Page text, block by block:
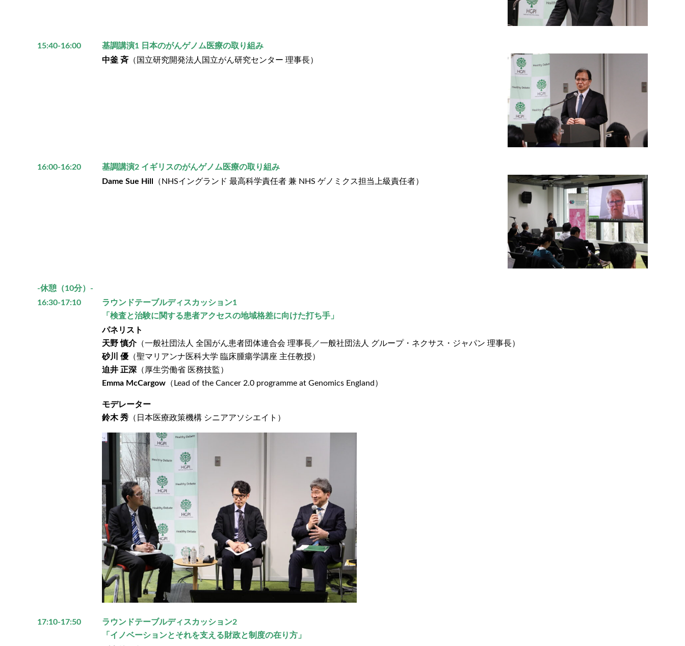
15:40-16:00
基調講演1 日本のがんゲノム医療の取り組み
中釜 斉 （国立研究開発法人国立がん研究センター 理事長）
16:00-16:20
基調講演2 イギリスのがんゲノム医療の取り組み
Dame Sue Hill
（NHSイングランド 最高科学責任者 兼 NHS ゲノミクス担当上級責任者）
-休憩（10分）-
16:30-17:10
ラウンドテーブルディスカッション1
「検査と治験に関する患者アクセスの地域格差に向けた打ち手」
パネリスト
天野 慎介（一般社団法人 全国がん患者団体連合会 理事長／一般社団法人 グループ・ネクサス・ジャパン 理事長）
砂川 優 （聖マリアンナ医科大学 臨床腫瘍学講座 主任教授）
迫井 正深 （厚生労働省 医務技監）
Emma McCargow （Lead of the Cancer 2.0 programme at Genomics England）
モデレーター
鈴木 秀 （日本医療政策機構 シニアアソシエイト）
17:10-17:50
ラウンドテーブルディスカッション2
「イノベーションとそれを支える財政と制度の在り方」